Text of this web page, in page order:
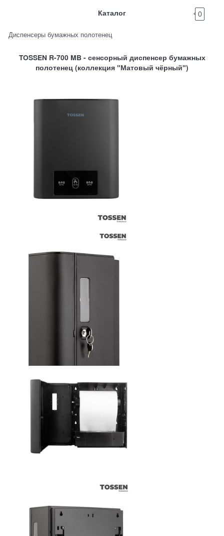
Каталог 0
Диспенсеры бумажных полотенец
TOSSEN R-700 MB - сенсорный диспенсер бумажных
полотенец (коллекция "Матовый чёрный")